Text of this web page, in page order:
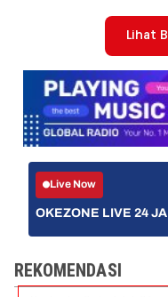
Lihat
Live Now
OKEZONE LIVE 24